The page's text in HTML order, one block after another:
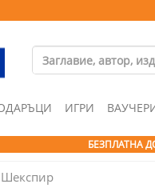
ИГРИ
БЕЗПЛАТНА